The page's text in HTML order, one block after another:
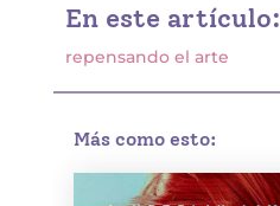
En este artículo:
repensando el arte
Más como esto: